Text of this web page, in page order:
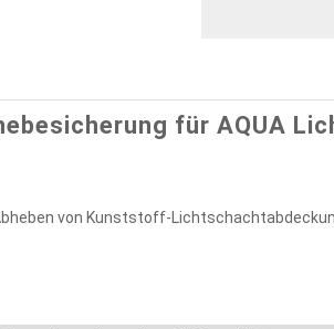
für AQUA
von Kunststoff-